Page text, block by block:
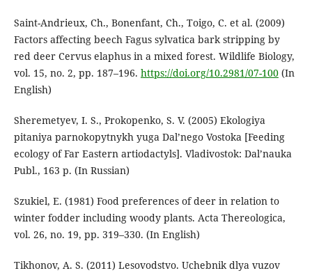
Saint-Andrieux, Ch., Bonenfant, Ch., Toigo, C. et al. (2009)
Factors affecting beech Fagus sylvatica bark stripping by
red deer Cervus elaphus in a mixed forest. Wildlife Biology,
vol. 15, no. 2, pp. 187–196. https://doi.org/10.2981/07-100(In
English)
Sheremetyev, I. S., Prokopenko, S. V. (2005) Ekologiya
pitaniya parnokopytnykh yuga Dal’nego Vostoka [Feeding
ecology of Far Eastern artiodactyls]. Vladivostok: Dal’nauka
Publ., 163 p. (In Russian)
Szukiel, E. (1981) Food preferences of deer in relation to
winter fodder including woody plants. Acta Thereologica,
vol. 26, no. 19, pp. 319–330. (In English)
Tikhonov, A. S. (2011) Lesovodstvo. Uchebnik dlya vuzov